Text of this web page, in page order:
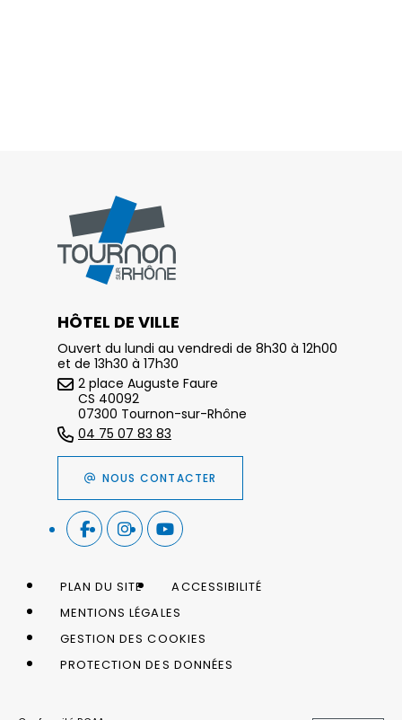
HÔTEL DE VILLE
Ouvert du lundi au vendredi de 8h30 à 12h00
et de 13h30 à 17h30
2 place Auguste Faure
CS 40092
07300 Tournon-sur-Rhône
04 75 07 83 83
NOUS CONTACTER
PLAN DU SITE
ACCESSIBILITÉ
MENTIONS LÉGALES
GESTION DES COOKIES
PROTECTION DES DONNÉES